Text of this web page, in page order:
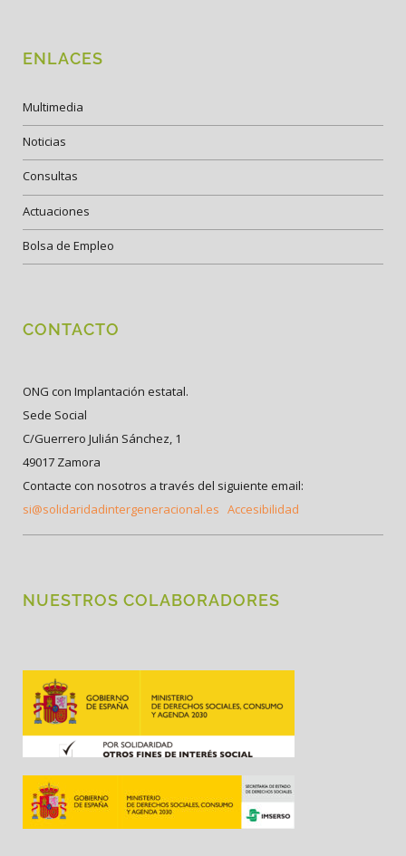
ENLACES
Multimedia
Noticias
Consultas
Actuaciones
Bolsa de Empleo
CONTACTO
ONG con Implantación estatal.
Sede Social
C/Guerrero Julián Sánchez, 1
49017 Zamora
Contacte con nosotros a través del siguiente email:
si@solidaridadintergeneracional.es Accesibilidad
NUESTROS COLABORADORES